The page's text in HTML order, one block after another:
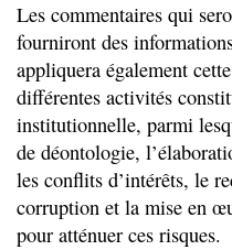
Les commentaires qui
fourniront des
appliquera également
différentes activités
institutionnelle, parmi
de déontologie,
les conflits d’intérêts, le
corruption et la mise en
pour atténuer ces risques.